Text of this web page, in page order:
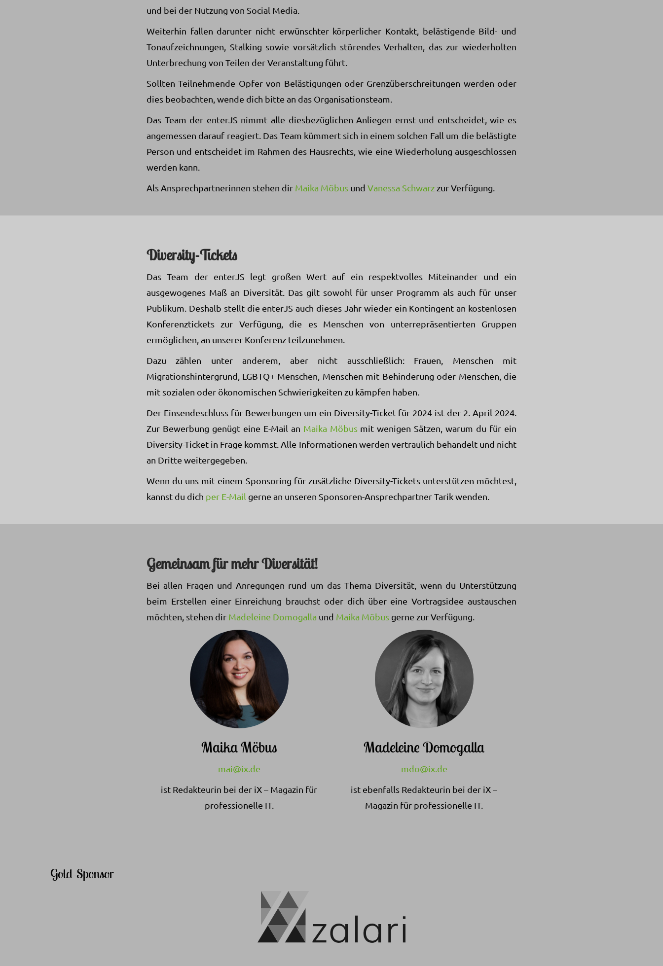
und bei der Nutzung von Social Media.
Weiterhin fallen darunter nicht erwünschter körperlicher Kontakt, belästigende Bild- und
Tonaufzeichnungen, Stalking sowie vorsätzlich störendes Verhalten, das zur wiederholten
Unterbrechung von Teilen der Veranstaltung führt.
Sollten Teilnehmende Opfer von Belästigungen oder Grenzüberschreitungen werden oder
dies beobachten, wende dich bitte an das Organisationsteam.
Das Team der enterJS nimmt alle diesbezüglichen Anliegen ernst und entscheidet, wie es
angemessen darauf reagiert. Das Team kümmert sich in einem solchen Fall um die belästigte
Person und entscheidet im Rahmen des Hausrechts, wie eine Wiederholung ausgeschlossen
werden kann.
Als Ansprechpartnerinnen stehen dir Maika Möbus und Vanessa Schwarz zur Verfügung.
Diversity-Tickets
Das Team der enterJS legt großen Wert auf ein respektvolles Miteinander und ein
ausgewogenes Maß an Diversität. Das gilt sowohl für unser Programm als auch für unser
Publikum. Deshalb stellt die enterJS auch dieses Jahr wieder ein Kontingent an kostenlosen
Konferenztickets zur Verfügung, die es Menschen von unterrepräsentierten Gruppen
ermöglichen, an unserer Konferenz teilzunehmen.
Dazu zählen unter anderem, aber nicht ausschließlich: Frauen, Menschen mit
Migrationshintergrund, LGBTQ+-Menschen, Menschen mit Behinderung oder Menschen, die
mit sozialen oder ökonomischen Schwierigkeiten zu kämpfen haben.
Der Einsendeschluss für Bewerbungen um ein Diversity-Ticket für 2024 ist der 2. April 2024.
Zur Bewerbung genügt eine E-Mail an Maika Möbusmit wenigen Sätzen, warum du für ein
Diversity-Ticket in Frage kommst. Alle Informationen werden vertraulich behandelt und nicht
an Dritte weitergegeben.
Wenn du uns mit einem Sponsoring für zusätzliche Diversity-Tickets unterstützen möchtest,
kannst du dich per E-Mail gerne an unseren Sponsoren-Ansprechpartner Tarik wenden.
Gemeinsam für mehr Diversität!
Bei allen Fragen und Anregungen rund um das Thema Diversität, wenn du Unterstützung
beim Erstellen einer Einreichung brauchst oder dich über eine Vortragsidee austauschen
möchten, stehen dir Madeleine Domogalla und Maika Möbus gerne zur Verfügung.
Maika Möbus
mai@ix.de
ist Redakteurin bei der iX – Magazin für
professionelle IT.
Madeleine Domogalla
mdo@ix.de
ist ebenfalls Redakteurin bei der iX –
Magazin für professionelle IT.
Gold-Sponsor